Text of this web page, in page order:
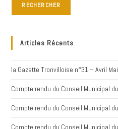
RECHERCHER
Articles Récents
la Gazette Tronvilloise n°31 – Avril
Compte rendu du Conseil Municipal
Compte rendu du Conseil Municipal
Compte rendu du Conseil Municipal